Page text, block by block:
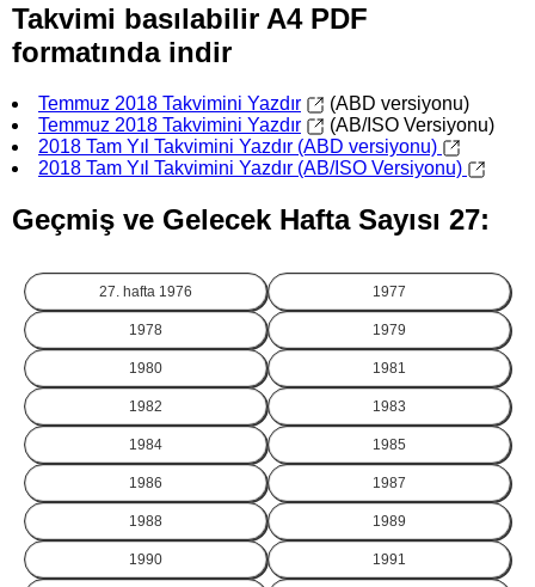
Takvimi basılabilir A4 PDF
formatında indir
Temmuz 2018 Takvimini Yazdır
(ABD versiyonu)
Temmuz 2018 Takvimini Yazdır
(AB/ISO Versiyonu)
2018 Tam Yıl Takvimini Yazdır (ABD versiyonu)
2018 Tam Yıl Takvimini Yazdır (AB/ISO Versiyonu)
Geçmiş ve Gelecek Hafta Sayısı 27:
27. hafta 1976 1977
1978 1979
1980 1981
1982 1983
1984 1985
1986 1987
1988 1989
1990 1991